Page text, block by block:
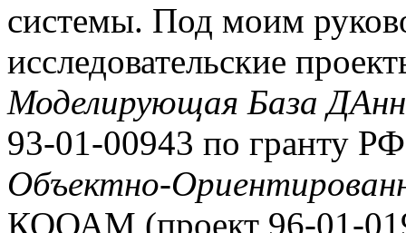
системы. Под моим
исследовательские
Моделирующая База
93-01-00943 по гранту
Объектно-
КООАМ (проект 96-01-